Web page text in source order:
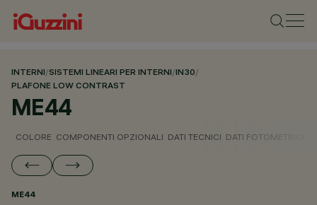
INTERNI/SISTEMI LINEARI PER INTERNI/IN30/
PLAFONE LOW CONTRAST
ME44
COLORE COMPONENTI OPZIONALI DATI TECNICI DATI FOTOMETRICI
ME44